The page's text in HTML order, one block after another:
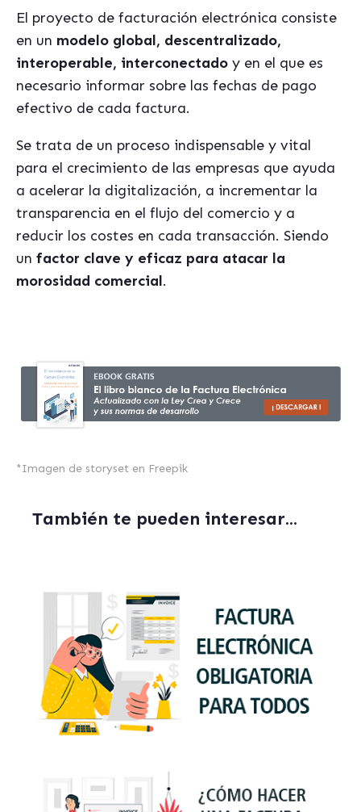
El proyecto de facturación electrónica consiste
en un modelo global, descentralizado,
interoperable, interconectado y en el que es
necesario informar sobre las fechas de pago
efectivo de cada factura.
Se trata de un proceso indispensable y vital
para el crecimiento de las empresas que ayuda
a acelerar la digitalización, a incrementar la
transparencia en el flujo del comercio y a
reducir los costes en cada transacción. Siendo
un factor clave y eficaz para atacar la
morosidad comercial.
*Imagen de storyset en Freepik
También te pueden interesar...